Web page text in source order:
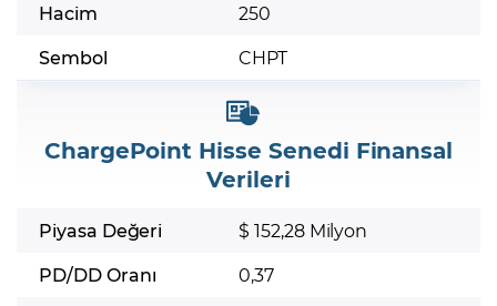
Hacim
250
Sembol
CHPT
ChargePoint Hisse Senedi Finansal
Verileri
Piyasa Değeri
$ 152,28 Milyon
PD/DD Oranı
0,37